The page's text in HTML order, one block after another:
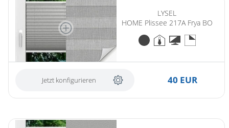
LYSEL
HOME Plissee 217A Frya BO
Jetzt konfigurieren 40 EUR